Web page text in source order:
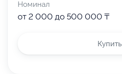
Номинал
от 2 000 до 500 000 ₸
Купить